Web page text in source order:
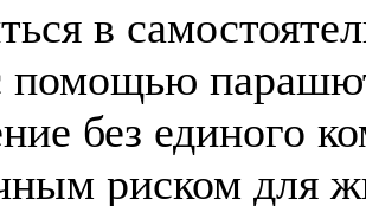
в
помощью
без единого
риском для